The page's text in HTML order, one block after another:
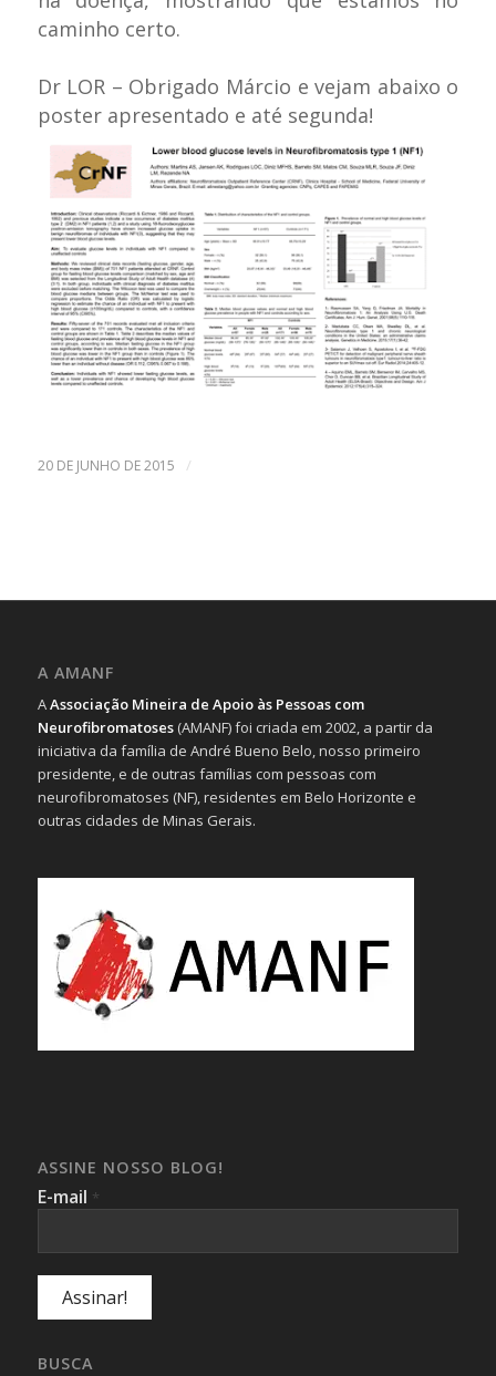
caminho certo.
Dr LOR – Obrigado Márcio e vejam abaixo o
poster apresentado e até segunda!
20 DE JUNHO DE 2015 /
A AMANF
AAssociação Mineira de Apoio às Pessoas com
Neurofibromatoses(AMANF) foi criada em 2002, a partir da
iniciativa da família de André Bueno Belo, nosso primeiro
presidente, e de outras famílias com pessoas com
neurofibromatoses (NF), residentes em Belo Horizonte e
outras cidades de Minas Gerais.
ASSINE NOSSO BLOG!
E-mail *
BUSCA